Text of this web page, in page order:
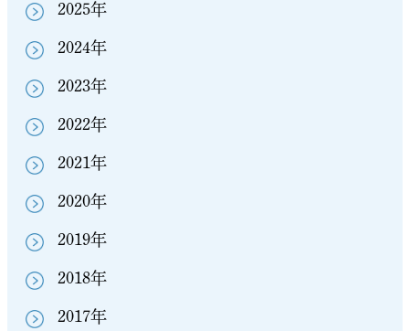
2025年
2024年
2023年
2022年
2021年
2020年
2019年
2018年
2017年